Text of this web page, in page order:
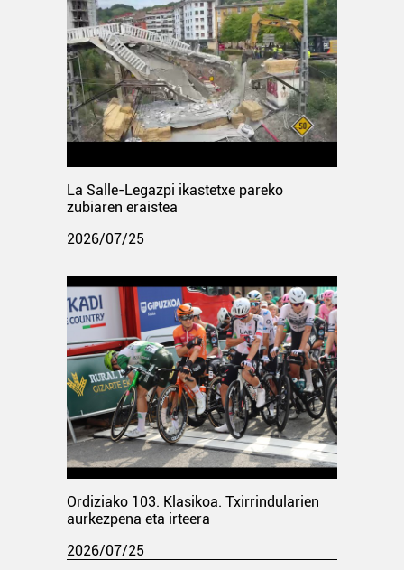
La Salle-Legazpi ikastetxe pareko
zubiaren eraistea
2026/07/25
Ordiziako 103. Klasikoa. Txirrindularien
aurkezpena eta irteera
2026/07/25